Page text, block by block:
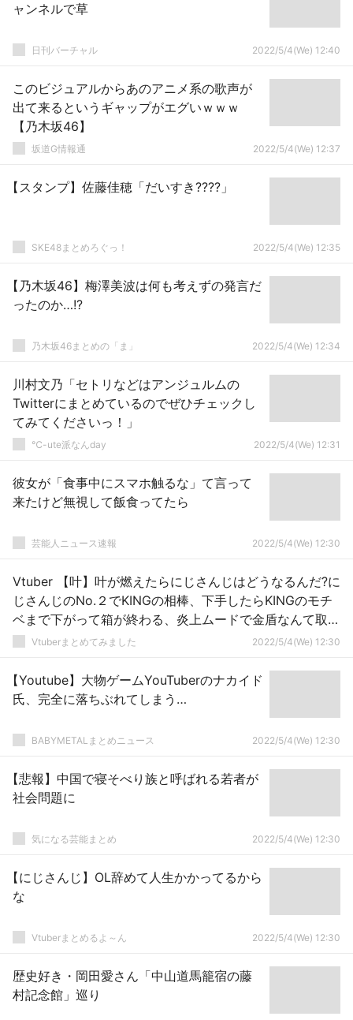
ャンネルで草
日刊バーチャル 2022/5/4(We) 12:40
このビジュアルからあのアニメ系の歌声が
出て来るというギャップがエグいｗｗｗ
【乃木坂46】
坂道G情報通 2022/5/4(We) 12:37
【スタンプ】佐藤佳穂「だいすき????」
SKE48まとめろぐっ！ 2022/5/4(We) 12:35
【乃木坂46】梅澤美波は何も考えずの発言だ
ったのか…!?
乃木坂46まとめの「ま」 2022/5/4(We) 12:34
川村文乃「セトリなどはアンジュルムの
Twitterにまとめているのでぜひチェックし
てみてくださいっ！」
℃-ute派なんday 2022/5/4(We) 12:31
彼女が「食事中にスマホ触るな」て言って
来たけど無視して飯食ってたら
芸能人ニュース速報 2022/5/4(We) 12:30
Vtuber 【叶】叶が燃えたらにじさんじはどうなるんだ?に
じさんじのNo.２でKINGの相棒、下手したらKINGのモチ
ベまで下がって箱が終わる、炎上ムードで金盾なんて取っ
たらスパチャも半分以下になるぞ
Vtuberまとめてみました 2022/5/4(We) 12:30
【Youtube】大物ゲームYouTuberのナカイド
氏、完全に落ちぶれてしまう…
BABYMETALまとめニュース 2022/5/4(We) 12:30
【悲報】中国で寝そべり族と呼ばれる若者が
社会問題に
気になる芸能まとめ 2022/5/4(We) 12:30
【にじさんじ】OL辞めて人生かかってるから
な
Vtuberまとめるよ～ん 2022/5/4(We) 12:30
歴史好き・岡田愛さん「中山道馬籠宿の藤
村記念館」巡り